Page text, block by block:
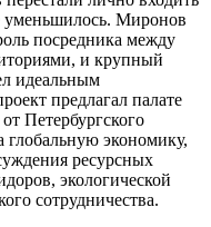
уменьшилось. Миронов
посредника между
и крупный
идеальным
предлагал палате
Петербургского
экономику,
ресурсных
экологической
сотрудничества.